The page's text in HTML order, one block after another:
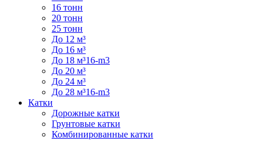
16 тонн
20 тонн
25 тонн
До 12 м³
До 16 м³
До 18 м³16-m3
До 20 м³
До 24 м³
До 28 м³16-m3
Катки
Дорожные катки
Грунтовые катки
Комбинированные катки